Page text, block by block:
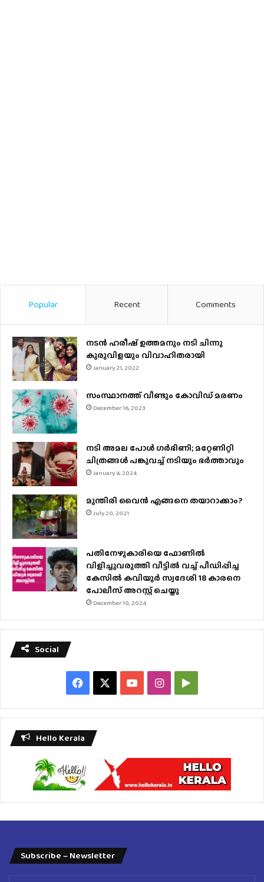
Popular Recent Comments
നടന്‍ ഹരീഷ് ഉത്തമനും നടി ചിന്നു
കുരുവിളയും വിവാഹിതരായി
January 21, 2022
സംസ്ഥാനത്ത് വീണ്ടും കോവിഡ് മരണം
December 16, 2023
നടി അമല പോൾ ​ഗർഭിണി; മറ്റേണിറ്റി
ചിത്രങ്ങള്‍ പങ്കുവച്ച് നടിയും ഭർത്താവും
January 4, 2024
മുന്തിരി വൈന്‍ എങ്ങനെ തയാറാക്കാം?
July 20, 2021
പതിനേഴുകാരിയെ ഫോണിൽ
വിളിച്ചുവരുത്തി വീട്ടിൽ വച്ച് പീഡിപ്പിച്ച
കേസിൽ കവിയൂർ സ്വദേശി 18 കാരനെ
പോലീസ് അറസ്റ്റ് ചെയ്തു
December 10, 2024
Social
Facebook YouTubeInstagramGoogle
Play
Hello Kerala
Subscribe – Newsletter